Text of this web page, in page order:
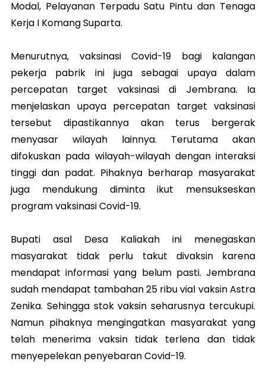
Modal, Pelayanan Terpadu Satu Pintu dan Tenaga
Kerja I Komang Suparta.
Menurutnya, vaksinasi Covid-19 bagi kalangan
pekerja pabrik ini juga sebagai upaya dalam
percepatan target vaksinasi di Jembrana. Ia
menjelaskan upaya percepatan target vaksinasi
tersebut dipastikannya akan terus bergerak
menyasar wilayah lainnya. Terutama akan
difokuskan pada wilayah-wilayah dengan interaksi
tinggi dan padat. Pihaknya berharap masyarakat
juga mendukung diminta ikut mensukseskan
program vaksinasi Covid-19.
Bupati asal Desa Kaliakah ini menegaskan
masyarakat tidak perlu takut divaksin karena
mendapat informasi yang belum pasti. Jembrana
sudah mendapat tambahan 25 ribu vial vaksin Astra
Zenika. Sehingga stok vaksin seharusnya tercukupi.
Namun pihaknya mengingatkan masyarakat yang
telah menerima vaksin tidak terlena dan tidak
menyepelekan penyebaran Covid-19.